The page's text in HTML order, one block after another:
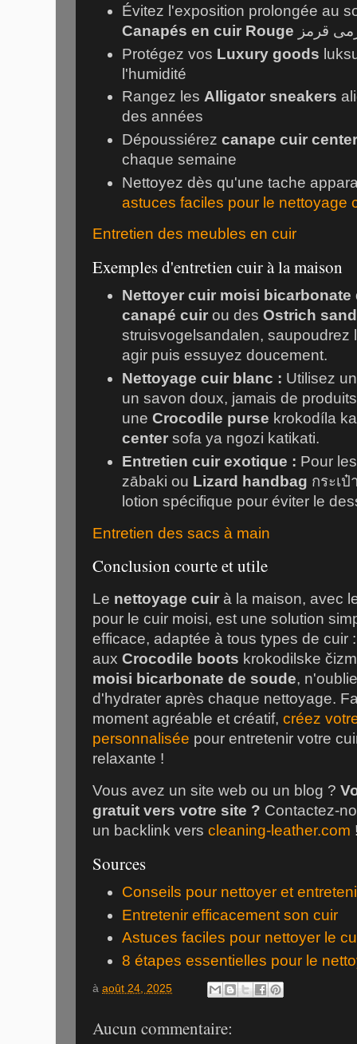
Évitez l'exposition prolongée au
Canapés en cuir Rouge قرمز
Protégez vos Luxury goods
l'humidité
Rangez lesAlligator sneakers
des années
Dépoussiérezcanape cuir
chaque semaine
Nettoyez dès qu'une tache
astuces faciles pour le nettoyage
Entretien des meubles en cuir
Exemples d'entretien cuir à la maison
Nettoyer cuir moisi bicarbonate
canapé cuir ou desOstrich
struisvogelsandalen, saupoudrez
agir puis essuyez doucement.
Nettoyage cuir blanc : Utilisez
un savon doux, jamais de
uneCrocodile purse krokodíla
center sofa ya ngozi katikati.
Entretien cuir exotique : Pour
zābaki ou Lizard handbag กระเป๋
lotion spécifique pour éviter le
Entretien des sacs à main
Conclusion courte et utile
Le nettoyage cuir à la maison, avec
pour le cuir moisi, est une solution
efficace, adaptée à tous types de cuir
aux Crocodile boots krokodilske
moisi bicarbonate de soude,
d'hydrater après chaque nettoyage.
moment agréable et créatif, créez
personnalisée pour entretenir votre
relaxante !
Vous avez un site web ou un blog ?
gratuit vers votre site ? Contactez-
un backlink vers cleaning-leather.com
Sources
Conseils pour nettoyer et
Entretenir efficacement son cuir
Astuces faciles pour nettoyer le
8 étapes essentielles pour le
à août 24, 2025
Aucun commentaire: